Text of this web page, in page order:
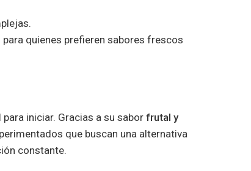
quienes prefieren sabores frescos
iniciar. Gracias a su saborfrutal y
que buscan una alternativa
constante.